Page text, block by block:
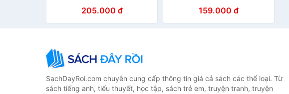
205.000 đ 159.000 đ
SachDayRoi.com chuyên cung cấp thông tin giá cả sách các thể loại. Từ
sách tiếng anh, tiểu thuyết, học tập, sách trẻ em, truyện tranh, truyện